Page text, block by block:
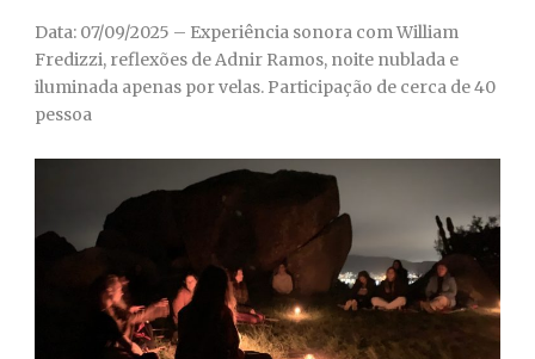
Data: 07/09/2025 – Experiência sonora com William
Fredizzi, reflexões de Adnir Ramos, noite nublada e
iluminada apenas por velas. Participação de cerca de 40
pessoa